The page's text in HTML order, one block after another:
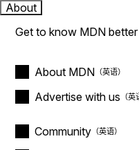
About
Get to know MDN better
About MDN
Advertise with us
Community